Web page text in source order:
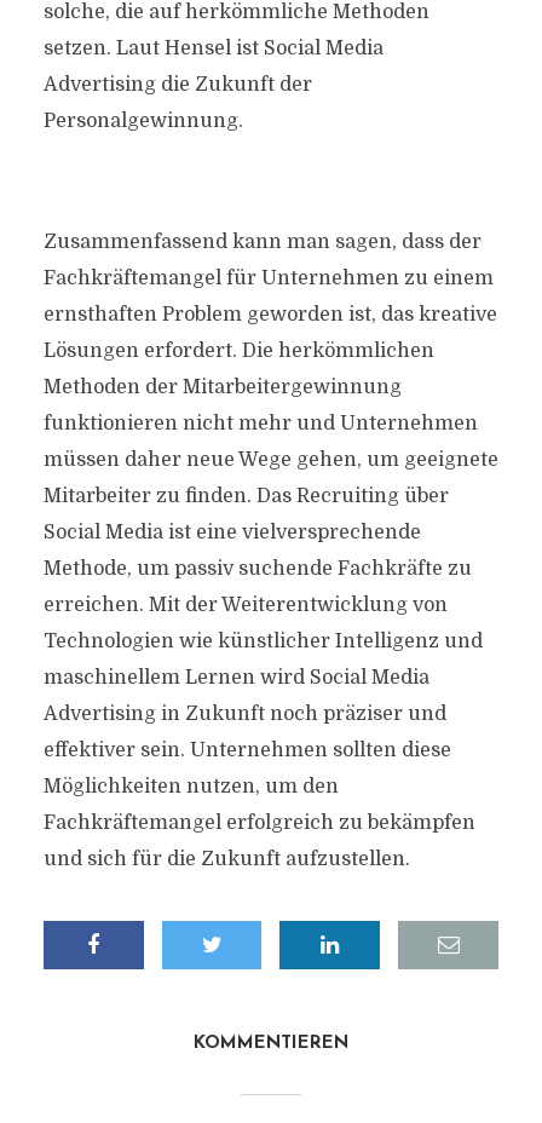
solche, die auf herkömmliche Methoden
setzen. Laut Hensel ist Social Media
Advertising die Zukunft der
Personalgewinnung.
Zusammenfassend kann man sagen, dass der
Fachkräftemangel für Unternehmen zu einem
ernsthaften Problem geworden ist, das kreative
Lösungen erfordert. Die herkömmlichen
Methoden der Mitarbeitergewinnung
funktionieren nicht mehr und Unternehmen
müssen daher neue Wege gehen, um geeignete
Mitarbeiter zu finden. Das Recruiting über
Social Media ist eine vielversprechende
Methode, um passiv suchende Fachkräfte zu
erreichen. Mit der Weiterentwicklung von
Technologien wie künstlicher Intelligenz und
maschinellem Lernen wird Social Media
Advertising in Zukunft noch präziser und
effektiver sein. Unternehmen sollten diese
Möglichkeiten nutzen, um den
Fachkräftemangel erfolgreich zu bekämpfen
und sich für die Zukunft aufzustellen.
KOMMENTIEREN